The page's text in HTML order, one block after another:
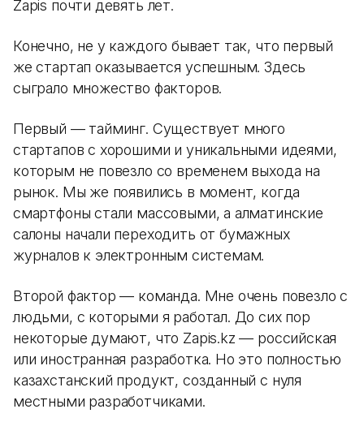
Zapis почти девять лет.
Конечно, не у каждого бывает так, что первый
же стартап оказывается успешным. Здесь
сыграло множество факторов.
Первый — тайминг. Существует много
стартапов с хорошими и уникальными идеями,
которым не повезло со временем выхода на
рынок. Мы же появились в момент, когда
смартфоны стали массовыми, а алматинские
салоны начали переходить от бумажных
журналов к электронным системам.
Второй фактор — команда. Мне очень повезло с
людьми, с которыми я работал. До сих пор
некоторые думают, что Zapis.kz — российская
или иностранная разработка. Но это полностью
казахстанский продукт, созданный с нуля
местными разработчиками.